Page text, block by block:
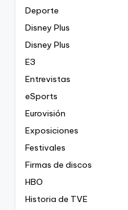
Deporte
Disney Plus
Disney Plus
E3
Entrevistas
eSports
Eurovisión
Exposiciones
Festivales
Firmas de discos
HBO
Historia de TVE